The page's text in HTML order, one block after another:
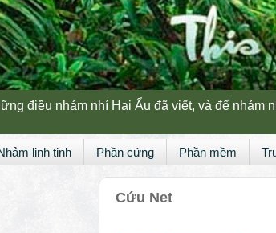
điều nhảm nhí Hai Ẩu đã viết, và để nhảm
linh tinh Phần cứng Phần mềm
Cứu Net